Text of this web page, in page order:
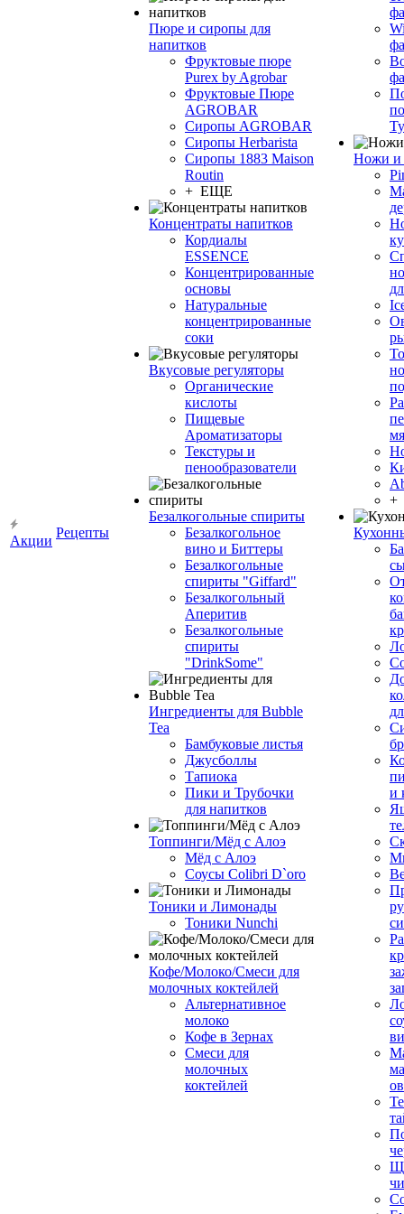
Акции
Рецепты
Пюре и сиропы для
напитков
Фруктовые пюре
Purex by Agrobar
Фруктовые Пюре
AGROBAR
Сиропы AGROBAR
Сиропы Herbarista
Сиропы 1883 Maison
Routin
+ ЕЩЕ
Концентраты напитков
Кордиалы
ESSENCE
Концентрированные
основы
Натуральные
концентрированные
соки
Вкусовые регуляторы
Органические
кислоты
Пищевые
Ароматизаторы
Текстуры и
пенообразователи
Безалкогольные спириты
Безалкогольное
вино и Биттеры
Безалкогольные
спириты "Giffard"
Безалкогольный
Аперитив
Безалкогольные
спириты
"DrinkSome"
Ингредиенты для Bubble
Tea
Бамбуковые листья
Джусболлы
Тапиока
Пики и Трубочки
для напитков
Топпинги/Мёд с Алоэ
Мёд с Алоэ
Соусы Colibri D`oro
Тоники и Лимонады
Тоники Nunchi
Кофе/Молоко/Смеси для
молочных коктейлей
Альтернативное
молоко
Кофе в Зернах
Смеси для
молочных
коктейлей
Ножи и
+
и